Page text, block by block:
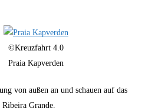
©Kreuzfahrt 4.0
Praia Kapverden
von außen an und schauen auf das
Grande.